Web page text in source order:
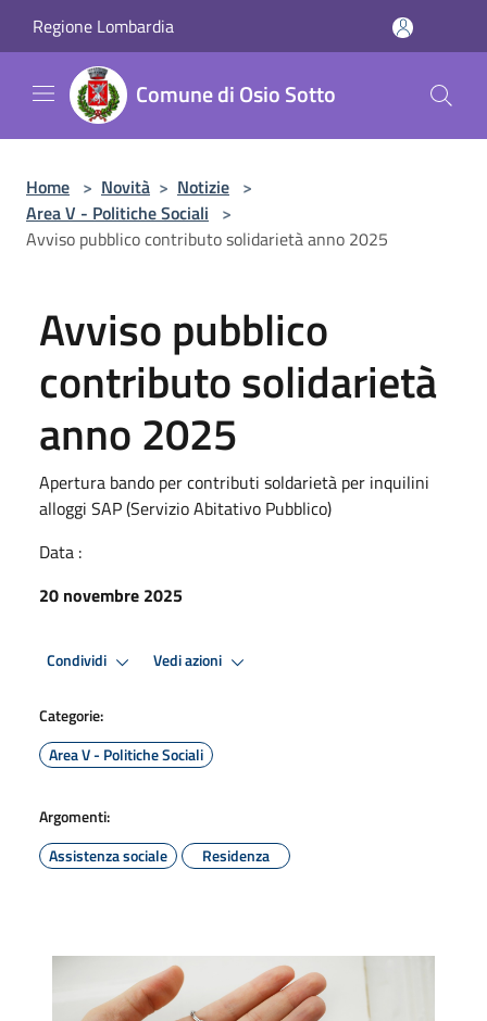
Regione Lombardia
Comune di Osio Sotto
Home > Novità > Notizie >
Area V - Politiche Sociali >
Avviso pubblico contributo solidarietà anno 2025
Avviso pubblico
contributo solidarietà
anno 2025
Apertura bando per contributi soldarietà per inquilini
alloggi SAP (Servizio Abitativo Pubblico)
Data :
20 novembre 2025
Condividi Vedi azioni
Categorie:
Area V - Politiche Sociali
Argomenti:
Assistenza sociale
Residenza